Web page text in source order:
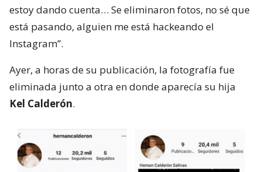
estoy dando cuenta… Se eliminaron fotos, no sé que
está pasando, alguien me está hackeando el
Instagram”.
Ayer, a horas de su publicación, la fotografía fue
eliminada junto a otra en donde aparecía su hija
Kel Calderón.